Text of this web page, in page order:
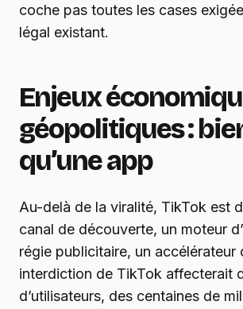
coche pas toutes les cases
légal existant.
Enjeux
géopolitiques :
qu’une app
Au-delà de la viralité, TikTok est
canal de découverte, un moteur
régie publicitaire, un accélérateur
interdiction de TikTok affecterait
d’utilisateurs, des centaines de